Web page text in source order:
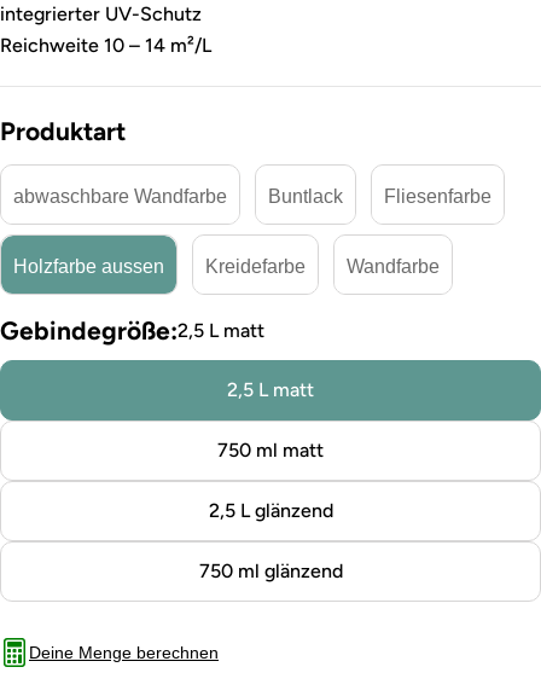
integrierter UV-Schutz
Reichweite 10 – 14 m²/L
Produktart
abwaschbare Wandfarbe Buntlack Fliesenfarbe
Holzfarbe aussen Kreidefarbe Wandfarbe
Gebindegröße:2,5 L matt
2,5 L matt
750 ml matt
2,5 L glänzend
750 ml glänzend
Deine Menge berechnen